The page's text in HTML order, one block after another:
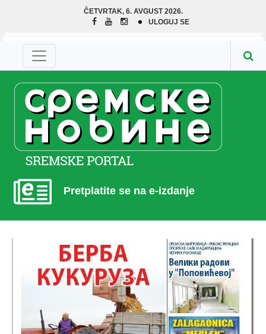
ČETVRTAK, 6. AVGUST 2026.
ULOGUJ SE
Pretplatite se na e-izdanje